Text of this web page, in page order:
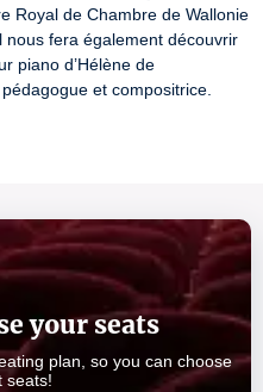
Royal de Chambre de Wallonie
fera également découvrir
piano d’Hélène de
et compositrice.
your seats
plan, so you can choose
seats!